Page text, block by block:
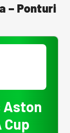
– Ponturi
Aston
Cup